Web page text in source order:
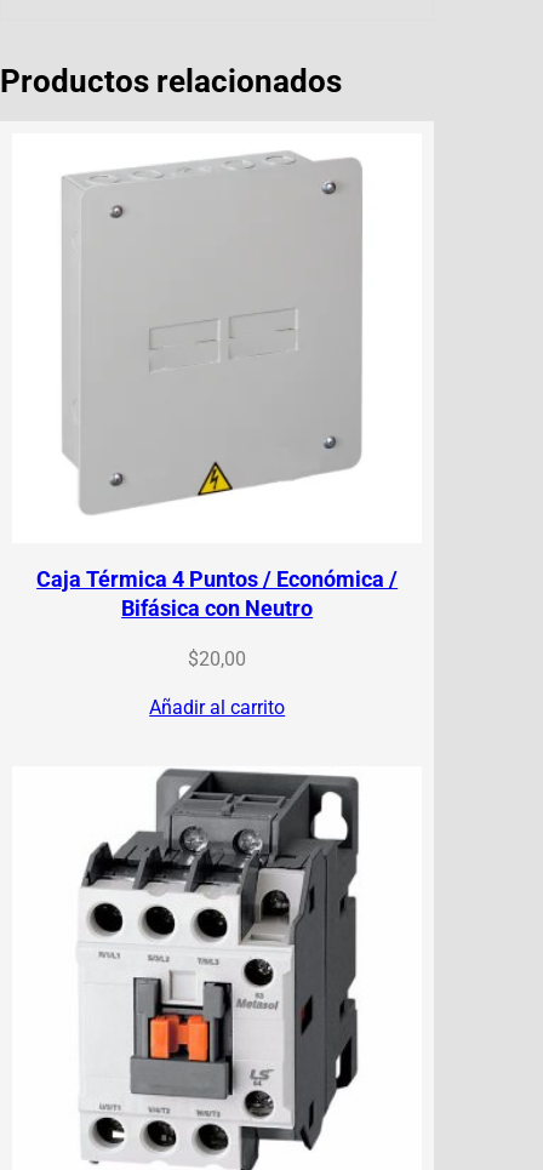
Productos relacionados
Caja Térmica 4 Puntos / Económica /
Bifásica con Neutro
$20,00
Añadir al carrito